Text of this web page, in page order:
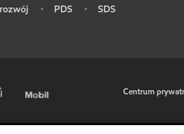
• PDS • SDS
Centrum